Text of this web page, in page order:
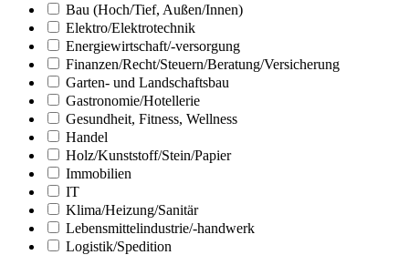
Bau (Hoch/Tief, Außen/Innen)
Elektro/Elektrotechnik
Energiewirtschaft/-versorgung
Finanzen/Recht/Steuern/Beratung/Versicherung
Garten- und Landschaftsbau
Gastronomie/Hotellerie
Gesundheit, Fitness, Wellness
Handel
Holz/Kunststoff/Stein/Papier
Immobilien
IT
Klima/Heizung/Sanitär
Lebensmittelindustrie/-handwerk
Logistik/Spedition